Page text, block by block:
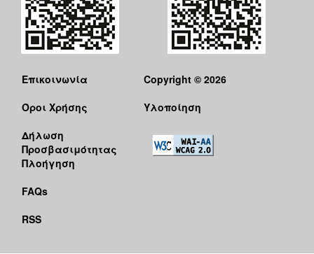
Επικοινωνία
Όροι Χρήσης
Δήλωση
Προσβασιμότητας
Πλοήγηση
FAQs
RSS
Copyright © 2026
Υλοποίηση